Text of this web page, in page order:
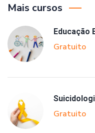
Mais cursos
Educação
Gratuito
Gratuito